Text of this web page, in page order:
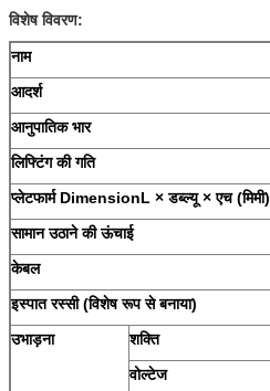
विशेष विवरण:
नाम
आदर्श
आनुपातिक भार
लिफ्टिंग की गति
प्लेटफार्म DimensionL × डब्ल्यू × एच (मिमी)
सामान उठाने की ऊंचाई
केबल
इस्पात रस्सी (विशेष रूप से बनाया)
उभाड़ना
शक्ति
वोल्टेज